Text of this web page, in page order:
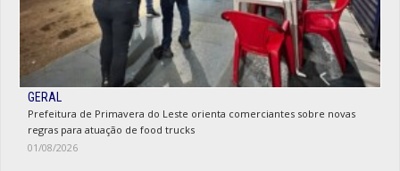
GERAL
Prefeitura de Primavera do Leste orienta comerciantes sobre novas
regras para atuação de food trucks
01/08/2026